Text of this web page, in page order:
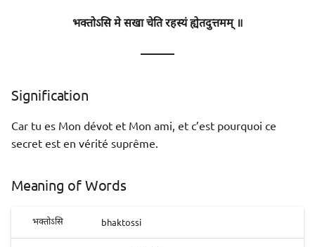
भक्तोऽसि मे सखा चेति रहस्यं ह्येतदुत्तमम् ॥
———
Signification
Car tu es Mon dévot et Mon ami, et c’est pourquoi ce
secret est en vérité suprême.
Meaning of Words
भक्तोऽसि bhaktossi